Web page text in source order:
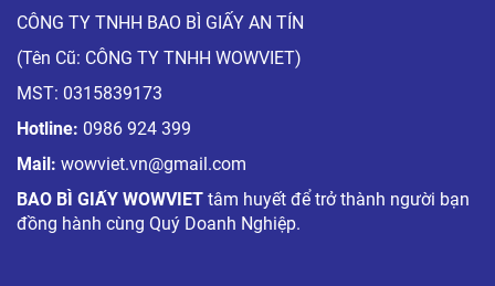
CÔNG TY TNHH BAO BÌ GIẤY AN TÍN
(Tên Cũ: CÔNG TY TNHH WOWVIET)
MST: 0315839173
Hotline: 0986 924 399
Mail: wowviet.vn@gmail.com
BAO BÌ GIẤY WOWVIET tâm huyết để trở thành người bạn
đồng hành cùng Quý Doanh Nghiệp.